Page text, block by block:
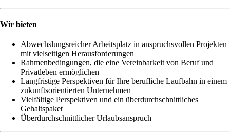
Wir bieten
Abwechslungsreicher Arbeitsplatz in anspruchsvollen Projekten
mit vielseitigen Herausforderungen
Rahmenbedingungen, die eine Vereinbarkeit von Beruf und
Privatleben ermöglichen
Langfristige Perspektiven für Ihre berufliche Laufbahn in einem
zukunftsorientierten Unternehmen
Vielfältige Perspektiven und ein überdurchschnittliches
Gehaltspaket
Überdurchschnittlicher Urlaubsanspruch